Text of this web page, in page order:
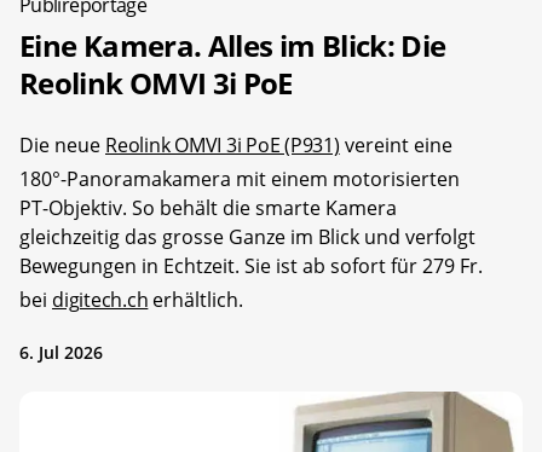
Eine Kamera. Alles im Blick: Die
Reolink OMVI 3i PoE
Die neue Reolink OMVI 3i PoE (P931) vereint eine
180°-Panoramakamera mit einem motorisierten
PT-Objektiv. So behält die smarte Kamera
gleichzeitig das grosse Ganze im Blick und verfolgt
Bewegungen in Echtzeit. Sie ist ab sofort für 279 Fr.
bei digitech.ch erhältlich.
6. Jul 2026